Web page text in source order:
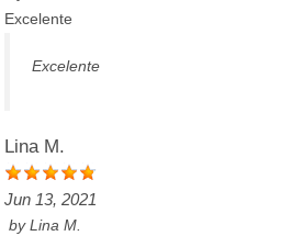
Excelente
Excelente
Lina M.
Jun 13, 2021
byLina M.